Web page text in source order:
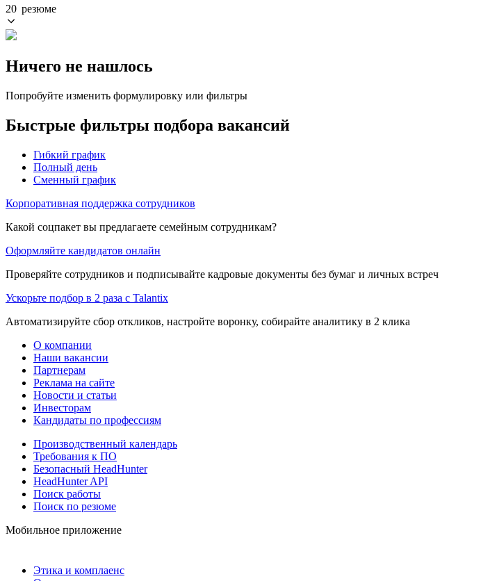
20 резюме
Ничего не нашлось
Попробуйте изменить формулировку или фильтры
Быстрые фильтры подбора вакансий
Гибкий график
Полный день
Сменный график
Корпоративная поддержка сотрудников
Какой соцпакет вы предлагаете семейным сотрудникам?
Оформляйте кандидатов онлайн
Проверяйте сотрудников и подписывайте кадровые документы без бумаг и личных встреч
Ускорьте подбор в 2 раза с Talantix
Автоматизируйте сбор откликов, настройте воронку, собирайте аналитику в 2 клика
О компании
Наши вакансии
Партнерам
Реклама на сайте
Новости и статьи
Инвесторам
Кандидаты по профессиям
Производственный календарь
Требования к ПО
Безопасный HeadHunter
HeadHunter API
Поиск работы
Поиск по резюме
Мобильное приложение
Этика и комплаенс